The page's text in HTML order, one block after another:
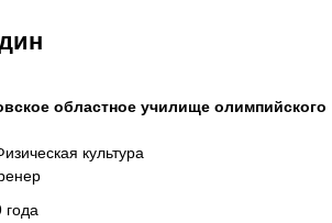
областное училище олимпийского
культура
года